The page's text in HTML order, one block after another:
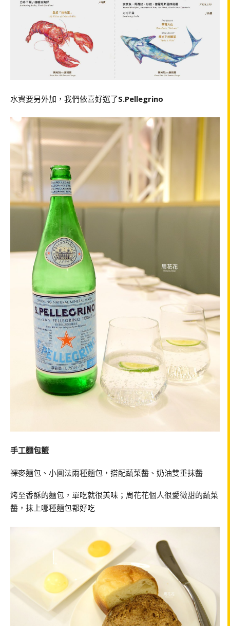
水資要另外加，我們依喜好選了S.Pellegrino
手工麵包籃
裸麥麵包、小圓法兩種麵包，搭配蔬菜醬、奶油雙重抹醬
烤至香酥的麵包，單吃就很美味；周花花個人很愛微甜的蔬菜
醬，抹上哪種麵包都好吃